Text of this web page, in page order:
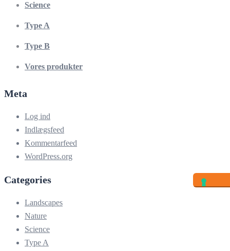
Science
Type A
Type B
Vores produkter
Meta
Log ind
Indlægsfeed
Kommentarfeed
WordPress.org
Categories
Landscapes
Nature
Science
Type A